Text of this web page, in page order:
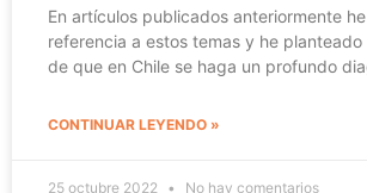
En artículos publicados anteriormente
referencia a estos temas y he planteado
de que en Chile se haga un profundo
CONTINUAR LEYENDO »
25 octubre 2022 No hay comentarios